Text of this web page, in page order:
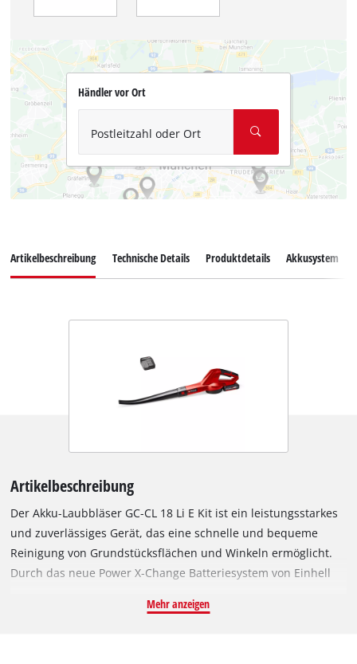
Händler vor Ort
Postleitzahl oder Ort
Artikelbeschreibung Technische Details Produktdetails Akkusystem
Artikelbeschreibung
Der Akku-Laubbläser GC-CL 18 Li E Kit ist ein leistungsstarkes
und zuverlässiges Gerät, das eine schnelle und bequeme
Reinigung von Grundstücksflächen und Winkeln ermöglicht.
Durch das neue Power X-Change Batteriesystem von Einhell
für ausgedehnte Arbeitseinsätze. Der GC-CL 18 Li E Kit verfügt
Mehr anzeigen